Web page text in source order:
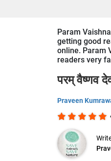
Param
getting good
online. Param
readers very
परम् वैष्णव
Praveen